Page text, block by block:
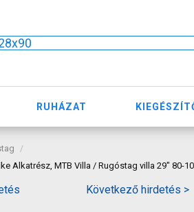
RUHÁZAT
Alkatrész, MTB Villa / Rugóstag villa 29" 80-
Következő hirdetés >